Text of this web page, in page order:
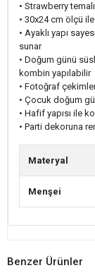
• Strawberry
• 30x24 cm ölçü
• Ayaklı yapı
sunar
• Doğum günü
kombin yapılabilir
• Fotoğraf
• Çocuk doğum
• Hafif yapısı ile
• Parti dekoruna
Materyal
Menşei
Benzer Ürünler